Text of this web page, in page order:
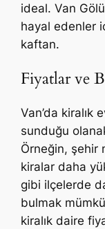
ideal. Van
hayal edenler
kaftan.
Fiyatlar ve
Van’da kiralık
sunduğu
Örneğin, şehir
kiralar daha
gibi ilçelerde
bulmak
kiralık daire